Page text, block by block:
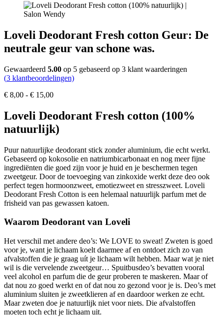
Loveli Deodorant Fresh cotton Geur: De
neutrale geur van schone was.
Gewaardeerd 5.00 op 5 gebaseerd op 3 klant waarderingen
(3 klantbeoordelingen)
€ 8,00 - € 15,00Prijsklasse:
€ 15,00
Loveli Deodorant Fresh cotton (100%
natuurlijk)
Puur natuurlijke deodorant stick zonder aluminium, die echt werkt.
Gebaseerd op kokosolie en natriumbicarbonaat en nog meer fijne
ingrediënten die goed zijn voor je huid en je beschermen tegen
zweetgeur. Door de toevoeging van zinkoxide werkt deze deo ook
perfect tegen hormoonzweet, emotiezweet en stresszweet. Loveli
Deodorant Fresh Cotton is een helemaal natuurlijk parfum met de
frisheid van pas gewassen katoen.
Waarom Deodorant van Loveli
Het verschil met andere deo’s: We LOVE to sweat! Zweten is goed
voor je, want je lichaam koelt daarmee af en ontdoet zich zo van
afvalstoffen die je graag uít je lichaam wilt hebben. Maar wat je niet
wil is die vervelende zweetgeur… Spuitbusdeo’s bevatten vooral
veel alcohol en parfum die de geur proberen te maskeren. Maar of
dat nou zo goed werkt en of dat nou zo gezond voor je is. Deo’s met
aluminium sluiten je zweetklieren af en daardoor werken ze echt.
Maar zweten doe je natuurlijk niet voor niets. Die afvalstoffen
moeten toch echt je lichaam uit.